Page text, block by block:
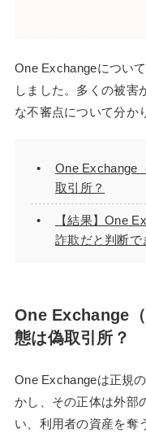
One Exchangeについ
しました。多くの被害
な不審点について分か
One Exchange
取引所？
【結果】One
詐欺だと判断で
One Exchange
態は偽取引所？
One Exchangeは正規
かし、その正体は外部
い、利用者の資産を奪